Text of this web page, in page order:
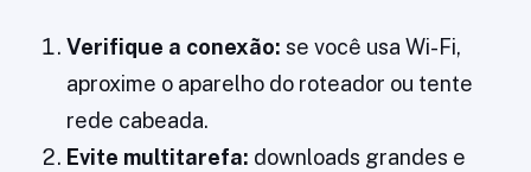
Verifique a conexão: se você usa Wi-Fi,
aproxime o aparelho do roteador ou tente
rede cabeada.
Evite multitarefa: downloads grandes e